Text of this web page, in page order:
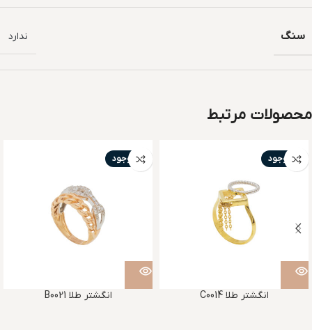
سنگ ندارد
محصولات مرتبط
ناموجود
انگشتر طلا C0014
ناموجود
انگشتر طلا B0021